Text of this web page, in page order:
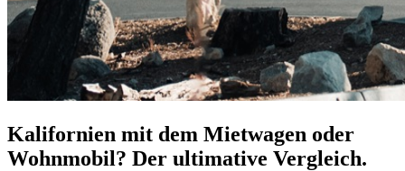
Kalifornien mit dem Mietwagen oder
Wohnmobil? Der ultimative Vergleich.